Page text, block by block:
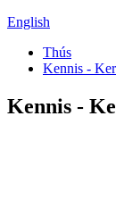
English
Thús
Kennis -
Kennis -